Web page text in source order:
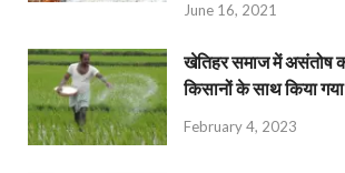
June 16, 2021
खेतिहर समाज में असंतोष
किसानों के साथ किया
February 4, 2023